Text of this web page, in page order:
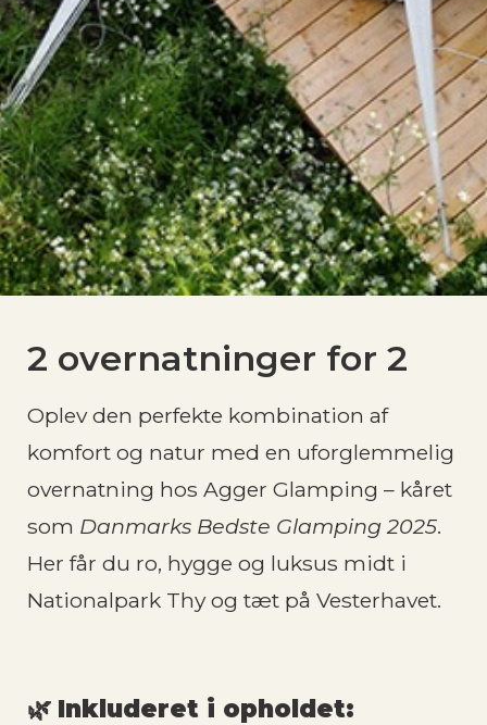
2 overnatninger for 2
Oplev den perfekte kombination af
komfort og natur med en uforglemmelig
overnatning hos Agger Glamping – kåret
som Danmarks Bedste Glamping 2025.
Her får du ro, hygge og luksus midt i
Nationalpark Thy og tæt på Vesterhavet.
🌿 Inkluderet i opholdet: